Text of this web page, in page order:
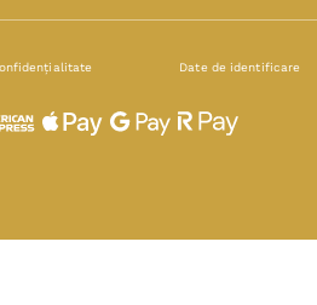
Date de identificare